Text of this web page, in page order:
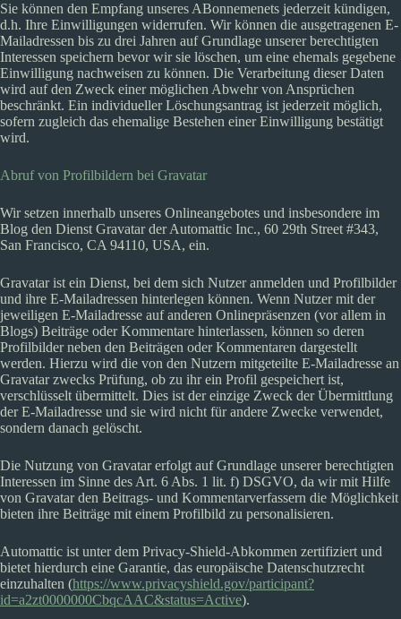
Sie können den Empfang unseres ABonnemenets jederzeit kündigen,
d.h. Ihre Einwilligungen widerrufen. Wir können die ausgetragenen E-
Mailadressen bis zu drei Jahren auf Grundlage unserer berechtigten
Interessen speichern bevor wir sie löschen, um eine ehemals gegebene
Einwilligung nachweisen zu können. Die Verarbeitung dieser Daten
wird auf den Zweck einer möglichen Abwehr von Ansprüchen
beschränkt. Ein individueller Löschungsantrag ist jederzeit möglich,
sofern zugleich das ehemalige Bestehen einer Einwilligung bestätigt
wird.
Abruf von Profilbildern bei Gravatar
Wir setzen innerhalb unseres Onlineangebotes und insbesondere im
Blog den Dienst Gravatar der Automattic Inc., 60 29th Street #343,
San Francisco, CA 94110, USA, ein.
Gravatar ist ein Dienst, bei dem sich Nutzer anmelden und Profilbilder
und ihre E-Mailadressen hinterlegen können. Wenn Nutzer mit der
jeweiligen E-Mailadresse auf anderen Onlinepräsenzen (vor allem in
Blogs) Beiträge oder Kommentare hinterlassen, können so deren
Profilbilder neben den Beiträgen oder Kommentaren dargestellt
werden. Hierzu wird die von den Nutzern mitgeteilte E-Mailadresse an
Gravatar zwecks Prüfung, ob zu ihr ein Profil gespeichert ist,
verschlüsselt übermittelt. Dies ist der einzige Zweck der Übermittlung
der E-Mailadresse und sie wird nicht für andere Zwecke verwendet,
sondern danach gelöscht.
Die Nutzung von Gravatar erfolgt auf Grundlage unserer berechtigten
Interessen im Sinne des Art. 6 Abs. 1 lit. f) DSGVO, da wir mit Hilfe
von Gravatar den Beitrags- und Kommentarverfassern die Möglichkeit
bieten ihre Beiträge mit einem Profilbild zu personalisieren.
Automattic ist unter dem Privacy-Shield-Abkommen zertifiziert und
bietet hierdurch eine Garantie, das europäische Datenschutzrecht
einzuhalten (https://www.privacyshield.gov/participant?
id=a2zt0000000CbqcAAC&status=Active).